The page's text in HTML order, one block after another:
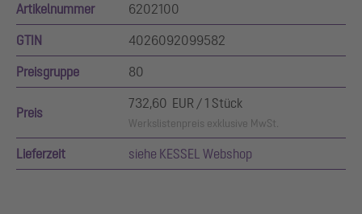
Artikelnummer 6202100
GTIN 4026092099582
Preisgruppe 80
Preis
732,60 EUR / 1 Stück
Werkslistenpreis exklusive MwSt.
Lieferzeit siehe KESSEL Webshop